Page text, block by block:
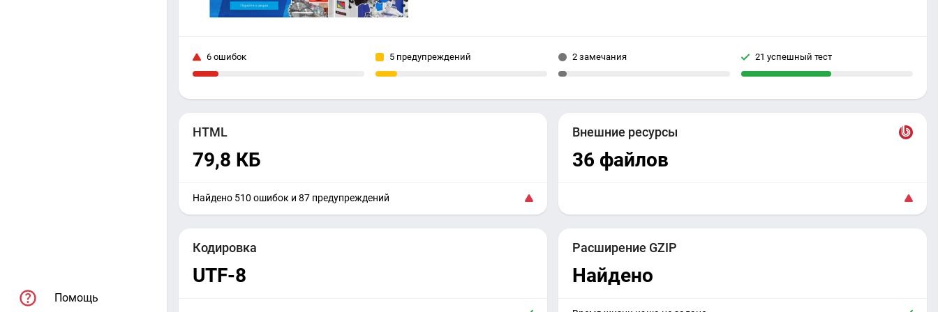
Помощь
6 ошибок 5 предупреждений 2 замечания 21 успешный тест
HTML
79,8 КБ
Найдено 510 ошибок и 87 предупреждений
Внешние ресурсы
36 файлов
Кодировка
UTF-8
Расширение GZIP
Найдено